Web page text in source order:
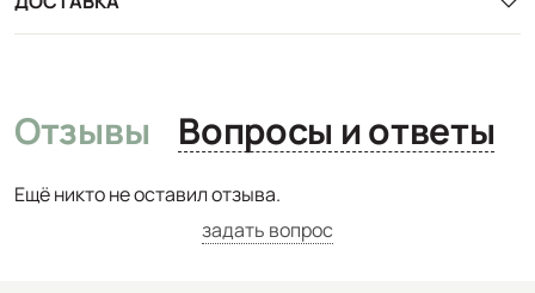
Отзывы Вопросы и ответы
Ещё никто не оставил отзыва.
задать вопрос